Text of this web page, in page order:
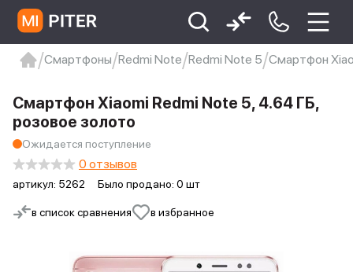
Xiaomi 9 про
xiaomi redmi 12c
Смартфоны Redmi Note Redmi Note 5 Смартфон
в список сравнения в избранное
Смартфон Xiaomi Redmi Note 5, 4.64 ГБ,
розовое золото
Ожидается поступление
артикул: 5262 Было продано: 0 шт
0 отзывов